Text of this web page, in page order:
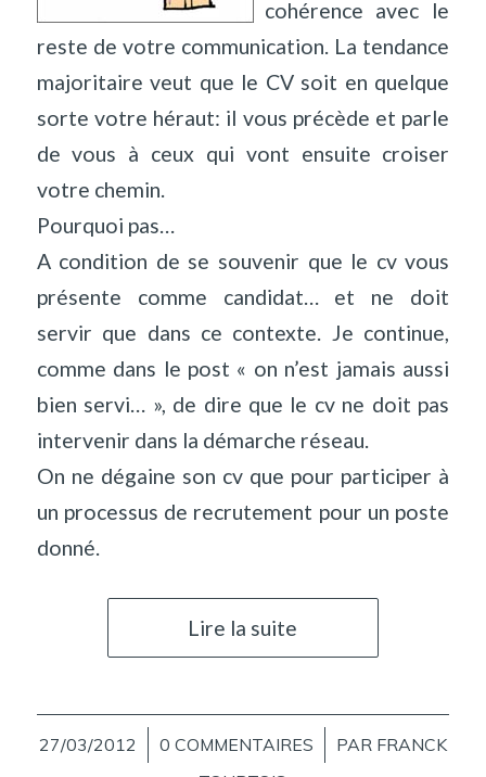
cohérence avec le
reste de votre communication. La tendance
majoritaire veut que le CV soit en quelque
sorte votre héraut: il vous précède et parle
de vous à ceux qui vont ensuite croiser
votre chemin.
Pourquoi pas…
A condition de se souvenir que le cv vous
présente comme candidat… et ne doit
servir que dans ce contexte. Je continue,
comme dans le post « on n’est jamais aussi
bien servi… », de dire que le cv ne doit pas
intervenir dans la démarche réseau.
On ne dégaine son cv que pour participer à
un processus de recrutement pour un poste
donné.
Lire la suite
27/03/2012
/ 0 COMMENTAIRES
/ PAR FRANCK